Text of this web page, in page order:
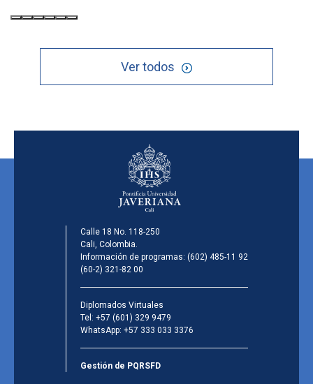
Ver todos
Calle 18 No. 118-250
Cali, Colombia.
Información de programas: (602) 485-11 92
(60-2) 321-82 00
Diplomados Virtuales
Tel: +57 (601) 329 9479
WhatsApp: +57 333 033 3376
Gestión de PQRSFD